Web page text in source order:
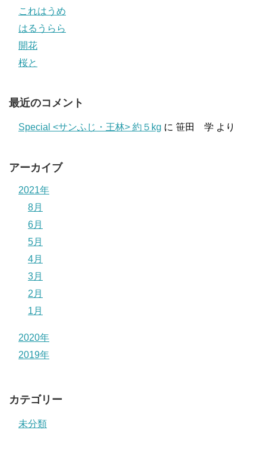
これはうめ
はるうらら
開花
桜と
最近のコメント
Special <サンふじ・王林> 約５kg に 笹田 学 より
アーカイブ
2021年
8月
6月
5月
4月
3月
2月
1月
2020年
2019年
カテゴリー
未分類